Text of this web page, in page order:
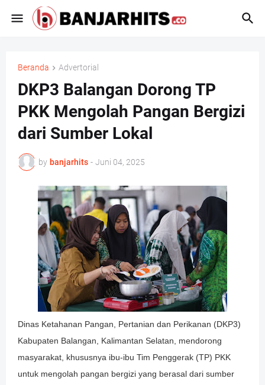
Beranda Advertorial
DKP3 Balangan Dorong TP
PKK Mengolah Pangan Bergizi
dari Sumber Lokal
by banjarhits - Juni 04, 2025
Dinas Ketahanan Pangan, Pertanian dan Perikanan (DKP3)
Kabupaten Balangan, Kalimantan Selatan, mendorong
masyarakat, khususnya ibu-ibu Tim Penggerak (TP) PKK
untuk mengolah pangan bergizi yang berasal dari sumber